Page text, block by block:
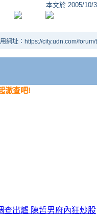
本文於 2005/10/
網址：https://city.udn.com/
澈查吧!
查出爐 陳哲男府內狂炒股